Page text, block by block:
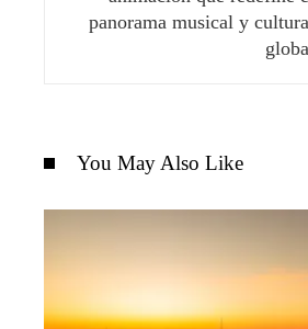
panorama musical y
You May Also Like